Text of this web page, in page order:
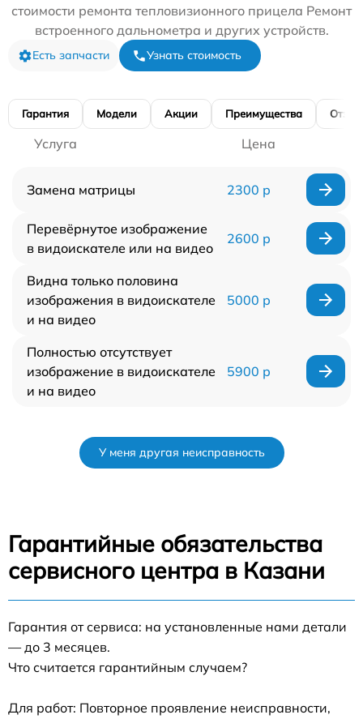
стоимости ремонта тепловизионного прицела Ремонт
встроенного дальнометра и других устройств.
Есть запчасти Узнать стоимость
Гарантия Модели Акции Преимущества
Услуга Цена
Замена матрицы 2300 р
Перевёрнутое изображение
в видоискателе или на видео
2600 р
Видна только половина
изображения в видоискателе
и на видео
5000 р
Полностью отсутствует
изображение в видоискателе
и на видео
5900 р
У меня другая неисправность
Гарантийные обязательства
сервисного центра в Казани
Гарантия от сервиса: на установленные нами детали
— до 3 месяцев.
Что считается гарантийным случаем?
Для работ: Повторное проявление неисправности,